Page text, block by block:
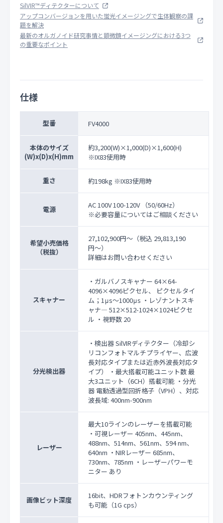
SilVIR™ディテクターについて
アップコンバージョンを用いた蛍光イメージングで生体観察の課
題を解決
最新のオルガノイド研究事情と顕微鏡イメージングにおける3つ
の重要なポイント
仕様
型番 FV4000
本体のサイズ
(W)x(D)x(H)mm
約3,200(W)×1,000(D)×1,600(H)
※IX83使用時
重さ 約198kg ※IX83使用時
電源
AC 100V 100-120V （50/60Hz）
※必要容量についてはご相談ください
希望小売価格
（税抜）
27,102,900円〜 （税込 29,813,190
円〜）
詳細はお問い合わせください
スキャナー
・ガルバノスキャナー 64×64-
4096×4096ピクセル、 ピクセルタイ
ム；1μs～1000μs ・レゾナントスキ
ャナ― 512×512-1024×1024ピクセ
ル ・視野数 20
分光検出器
・検出器 SilVIRディテクター（冷却シ
リコンフォトマルチプライヤー、広波
長対応タイプまたは近赤外波長対応タ
イプ） ・最大搭載可能ユニット数 最
大3ユニット（6CH）搭載可能 ・分光
器 電動透過型回折格子（VPH）、対応
波長域: 400nm-900nm
レーザー
最大10ラインのレーザーを搭載可能
・可視レーザー 405nm、445nm、
488nm、514nm、561nm、594 nm、
640nm ・NIRレーザー 685nm、
730nm、785nm ・レーザーパワーモ
ニター あり
画像ビット深度
16bit、HDRフォトンカウンティング
も可能（1G cps）